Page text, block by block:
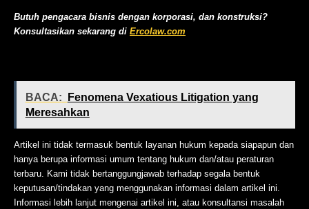
Butuh pengacara bisnis dengan korporasi, dan konstruksi?
Konsultasikan sekarang di Ercolaw.com
BACA:
Fenomena Vexatious Litigation yang
Meresahkan
Artikel ini tidak termasuk bentuk layanan hukum kepada siapapun dan
hanya berupa informasi umum tentang hukum dan/atau peraturan
terbaru. Kami tidak bertanggungjawab terhadap segala bentuk
keputusan/tindakan yang menggunakan informasi dalam artikel ini.
Informasi lebih lanjut mengenai artikel ini, atau konsultansi masalah